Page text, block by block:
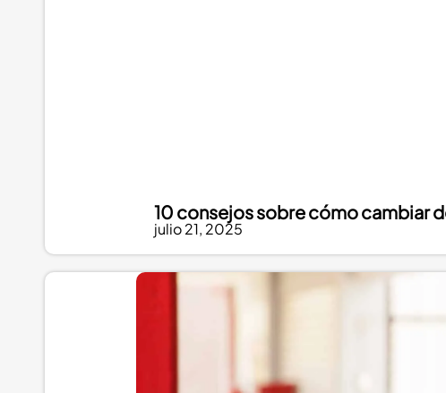
10 consejos sobre cómo cambiar
julio 21, 2025